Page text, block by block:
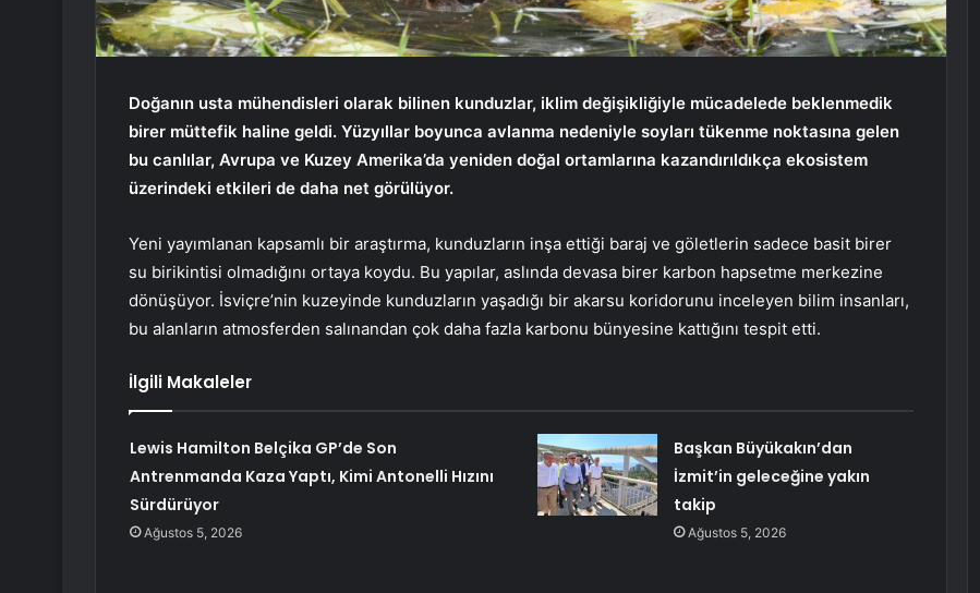
Doğanın usta mühendisleri olarak bilinen kunduzlar, iklim değişikliğiyle mücadelede beklenmedik
birer müttefik haline geldi. Yüzyıllar boyunca avlanma nedeniyle soyları tükenme noktasına gelen
bu canlılar, Avrupa ve Kuzey Amerika’da yeniden doğal ortamlarına kazandırıldıkça ekosistem
üzerindeki etkileri de daha net görülüyor.
Yeni yayımlanan kapsamlı bir araştırma, kunduzların inşa ettiği baraj ve göletlerin sadece basit birer
su birikintisi olmadığını ortaya koydu. Bu yapılar, aslında devasa birer karbon hapsetme merkezine
dönüşüyor. İsviçre’nin kuzeyinde kunduzların yaşadığı bir akarsu koridorunu inceleyen bilim insanları,
bu alanların atmosferden salınandan çok daha fazla karbonu bünyesine kattığını tespit etti.
İlgili Makaleler
Lewis Hamilton Belçika GP’de Son
Antrenmanda Kaza Yaptı, Kimi Antonelli Hızını
Sürdürüyor
Ağustos 5, 2026
Başkan Büyükakın’dan
İzmit’in geleceğine yakın
takip
Ağustos 5, 2026